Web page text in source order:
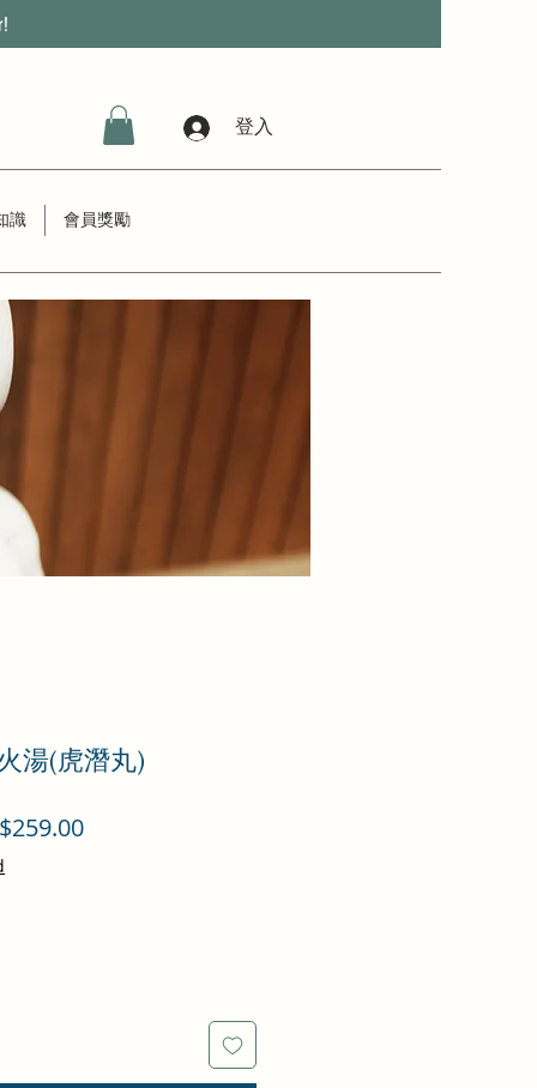
登入
識 會員獎勵
湯(虎潛丸)
促